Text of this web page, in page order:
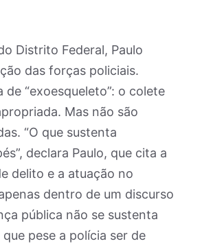
Distrito Federal, Paulo
das forças policiais.
“exoesqueleto”: o colete
Mas não são
“O que sustenta
declara Paulo, que cita a
delito e a atuação no
dentro de um discurso
pública não se sustenta
pese a polícia ser de